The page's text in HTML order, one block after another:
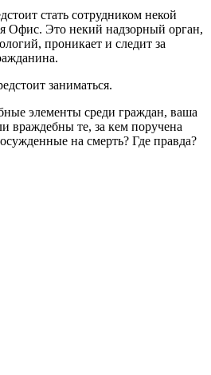
стать сотрудником некой
Офис. Это некий надзорный орган,
проникает и следит за
заниматься.
элементы среди граждан, ваша
враждебны те, за кем поручена
на смерть? Где правда?